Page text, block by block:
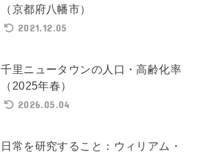
（京都府八幡市）
2021.12.05
千里ニュータウンの人口・高齢化率
（2025年春）
2026.05.04
日常を研究すること：ウィリアム・